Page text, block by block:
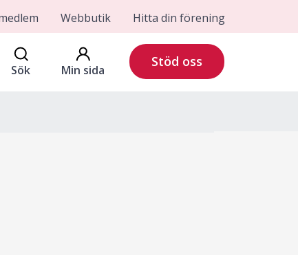
Webbutik Hitta din förening
Sök Min sida
Stöd oss